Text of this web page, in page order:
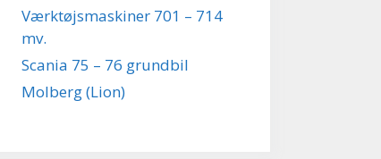
Værktøjsmaskiner 701 – 714
mv.
Scania 75 – 76 grundbil
Molberg (Lion)